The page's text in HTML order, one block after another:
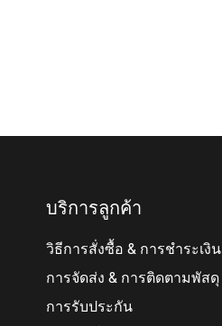
บริการลูกค้า
วิธีการสั่งซื้อ & การชำระเงิน
การจัดส่ง & การติดตามพัสดุ
การรับประกัน